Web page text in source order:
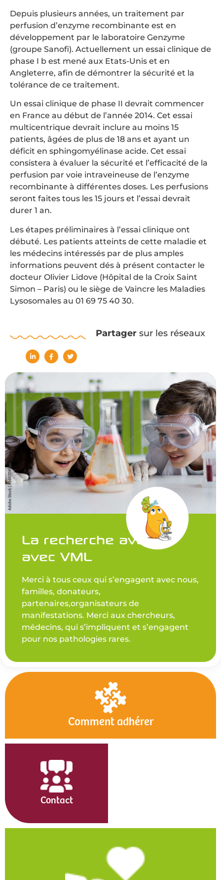
Depuis plusieurs années, un traitement par
perfusion d’enzyme recombinante est en
développement par le laboratoire Genzyme
(groupe Sanofi). Actuellement un essai clinique de
phase I b est mené aux Etats-Unis et en
Angleterre, afin de démontrer la sécurité et la
tolérance de ce traitement.
Un essai clinique de phase II devrait commencer
en France au début de l’année 2014. Cet essai
multicentrique devrait inclure au moins 15
patients, âgées de plus de 18 ans et ayant un
déficit en sphingomyélinase acide. Cet essai
consistera à évaluer la sécurité et l’efficacité de la
perfusion par voie intraveineuse de l’enzyme
recombinante à différentes doses. Les perfusions
seront faites tous les 15 jours et l’essai devrait
durer 1 an.
Les étapes préliminaires à l’essai clinique ont
débuté. Les patients atteints de cette maladie et
les médecins intéressés par de plus amples
informations peuvent dés à présent contacter le
docteur Olivier Lidove (Hôpital de la Croix Saint
Simon – Paris) ou le siège de Vaincre les Maladies
Lysosomales au 01 69 75 40 30.
Partagersur les réseaux
La recherche avance
avec VML
Merci à tous ceux qui s’engagent avec nous,
familles, donateurs,
partenaires,organisateurs de
manifestations. Merci aux chercheurs,
médecins, qui s’impliquent et s’engagent
pour nos pathologies rares.
Comment adhérer
Contact